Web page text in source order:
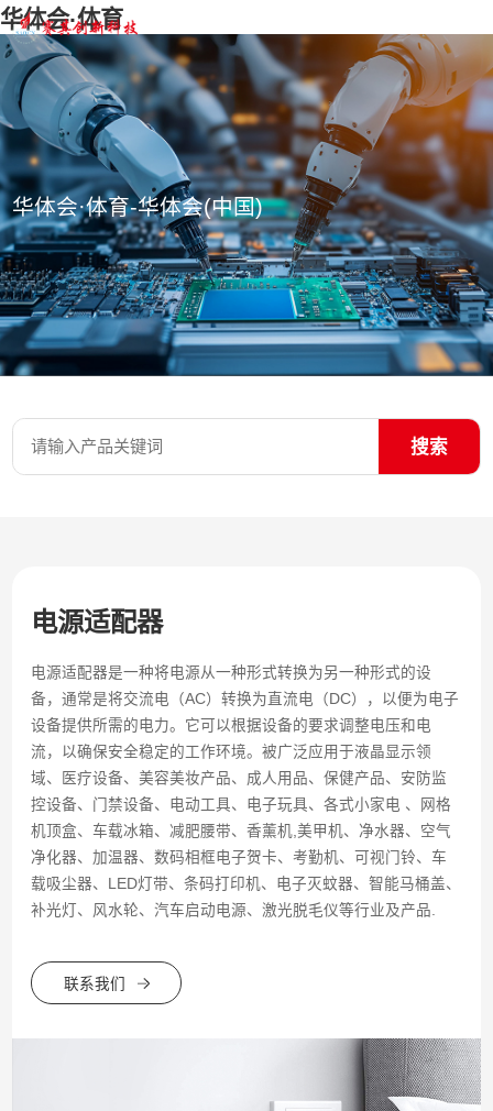
华体会·体育
华体会·体育-华体会(中国)
搜索
电源适配器
电源适配器是一种将电源从一种形式转换为另一种形式的设
备，通常是将交流电（AC）转换为直流电（DC），以便为电子
设备提供所需的电力。它可以根据设备的要求调整电压和电
流，以确保安全稳定的工作环境。被广泛应用于液晶显示领
域、医疗设备、美容美妆产品、成人用品、保健产品、安防监
控设备、门禁设备、电动工具、电子玩具、各式小家电 、网格
机顶盒、车载冰箱、减肥腰带、香薰机,美甲机、净水器、空气
净化器、加温器、数码相框电子贺卡、考勤机、可视门铃、车
载吸尘器、LED灯带、条码打印机、电子灭蚊器、智能马桶盖、
补光灯、风水轮、汽车启动电源、激光脱毛仪等行业及产品.
联系我们